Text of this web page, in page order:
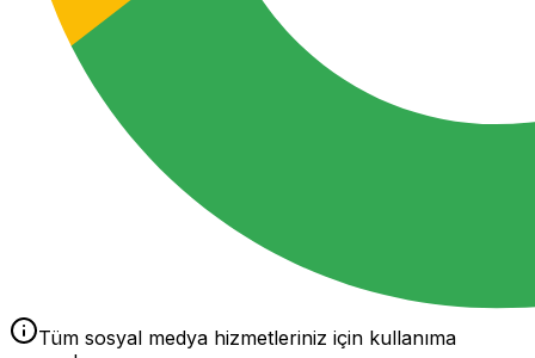
Tüm sosyal medya hizmetleriniz için kullanıma